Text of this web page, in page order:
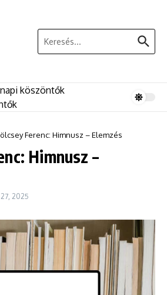
Keresés:
köszöntők
Ferenc: Himnusz – Elemzés
Himnusz –
2025